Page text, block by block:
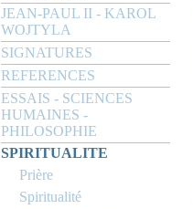
JEAN-PAUL II - KAROL
WOJTYLA
SIGNATURES
REFERENCES
ESSAIS - SCIENCES
HUMAINES -
PHILOSOPHIE
SPIRITUALITE
Prière
Spiritualité